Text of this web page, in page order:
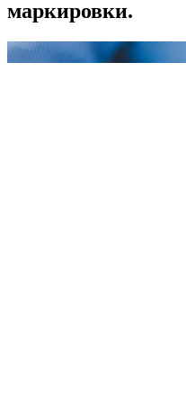
маркировки.